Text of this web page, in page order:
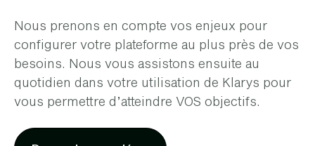
Nous prenons en compte vos enjeux pour
configurer votre plateforme au plus près de vos
besoins. Nous vous assistons ensuite au
quotidien dans votre utilisation de Klarys pour
vous permettre d’atteindre VOS objectifs.